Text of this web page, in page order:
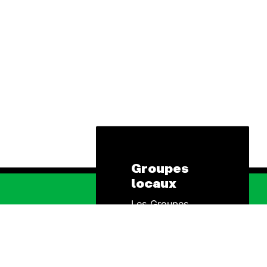
Groupes
locaux
Les Groupes